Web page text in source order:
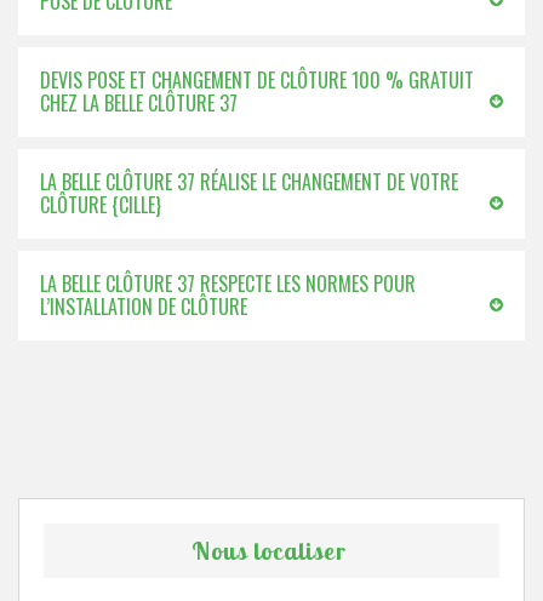
DEVIS POSE ET CHANGEMENT DE CLÔTURE 100 % GRATUIT
CHEZ LA BELLE CLÔTURE 37
LA BELLE CLÔTURE 37 RÉALISE LE CHANGEMENT DE VOTRE
CLÔTURE {CILLE}
LA BELLE CLÔTURE 37 RESPECTE LES NORMES POUR
L’INSTALLATION DE CLÔTURE
Nous localiser